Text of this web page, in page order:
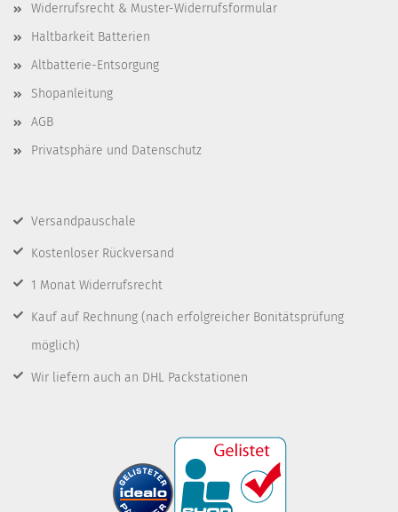
Widerrufsrecht & Muster-Widerrufsformular
Haltbarkeit Batterien
Altbatterie-Entsorgung
Shopanleitung
AGB
Privatsphäre und Datenschutz
Versandpauschale
Kostenloser Rückversand
1 Monat Widerrufsrecht
Kauf auf Rechnung (nach erfolgreicher Bonitätsprüfung
möglich)
Wir liefern auch an DHL Packstationen